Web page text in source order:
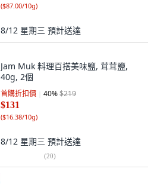
($87.00/10g)
8/12 星期三 預計送達
Jam Muk 料理百搭美味鹽, 茸茸鹽,
40g, 2個
首購折扣價 40%$219
$131
($16.38/10g)
8/12 星期三 預計送達
(20)